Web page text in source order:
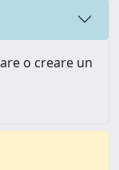
o creare un